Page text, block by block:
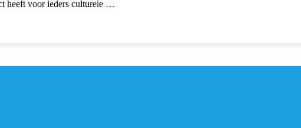
heeft voor ieders culturele …